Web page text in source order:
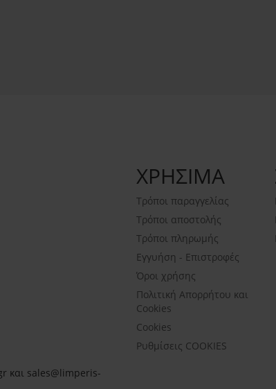
και sales@limperis-
ΧΡΗΣΙΜΑ
Τρόποι παραγγελίας
Τρόποι αποστολής
Τρόποι πληρωμής
Εγγυήση - Επιστροφές
Όροι χρήσης
Πολιτική Απορρήτου και
Cookies
Cookies
Ρυθμίσεις COOKIES